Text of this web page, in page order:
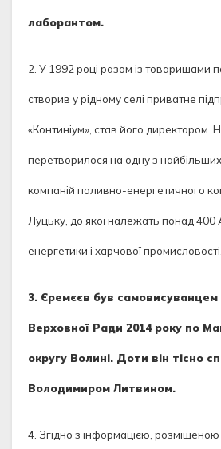
лаборантом.
2. У 1992 році разом із товаришами
створив у рідному селі приватне
«Континіум», став його директором.
перетворилося на одну з найбільших
компаній паливно-енергетичного
Луцьку, до якої належать понад 400
енергетики і харчової промисловості.
3. Єремєєв був
Верховної Ради 2014 року по
округу Волині. Доти він тісно
Володимиром Литвином.
4. Згідно з інформацією, розміщеною